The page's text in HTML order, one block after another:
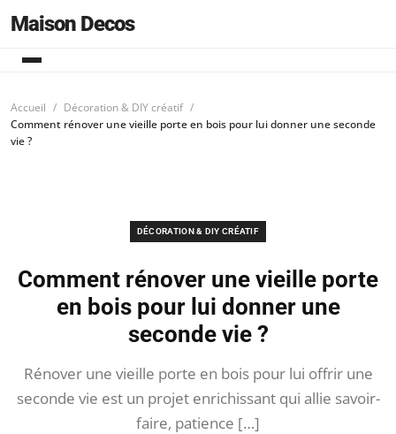
Maison Decos
Accueil
Décoration & DIY créatif
Comment rénover une vieille porte en bois pour lui donner une seconde
vie ?
DÉCORATION & DIY CRÉATIF
Comment rénover une vieille porte
en bois pour lui donner une
seconde vie ?
Rénover une vieille porte en bois pour lui offrir une
seconde vie est un projet enrichissant qui allie savoir-
faire, patience […]